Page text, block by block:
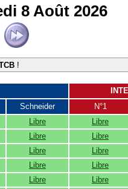
8 Août 2026
!
Schneider N°1
Libre Libre
Libre Libre
Libre Libre
Libre Libre
Libre Libre